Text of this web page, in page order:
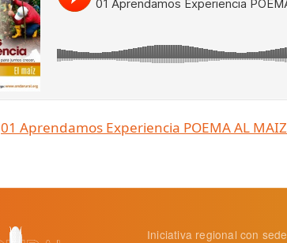
01 Aprendamos Experiencia POEMA AL
Iniciativa regional con